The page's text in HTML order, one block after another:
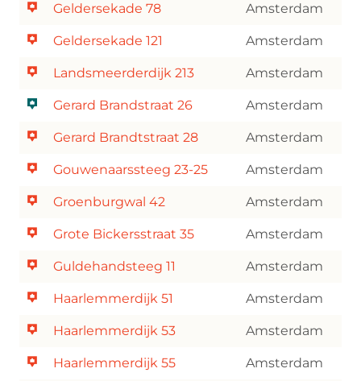
Geldersekade 78 Amsterdam
Geldersekade 121 Amsterdam
Landsmeerderdijk 213 Amsterdam
Gerard Brandstraat 26 Amsterdam
Gerard Brandtstraat 28 Amsterdam
Gouwenaarssteeg 23-25 Amsterdam
Groenburgwal 42 Amsterdam
Grote Bickersstraat 35 Amsterdam
Guldehandsteeg 11 Amsterdam
Haarlemmerdijk 51 Amsterdam
Haarlemmerdijk 53 Amsterdam
Haarlemmerdijk 55 Amsterdam